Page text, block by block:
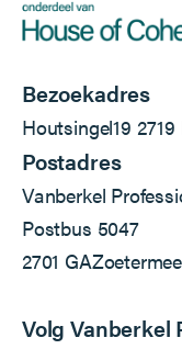
Bezoekadres
Houtsingel19
Postadres
Vanberkel
Postbus 5047
2701 GA
Volg Vanberkel